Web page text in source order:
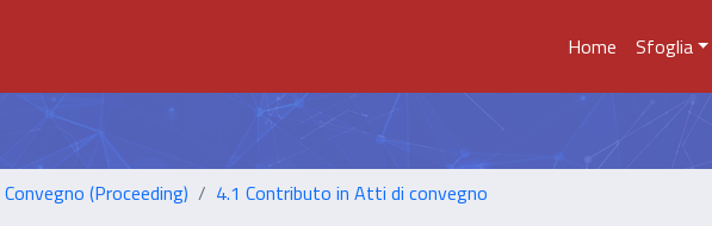
Home Sfoglia
(Proceeding) 4.1 Contributo in Atti di convegno